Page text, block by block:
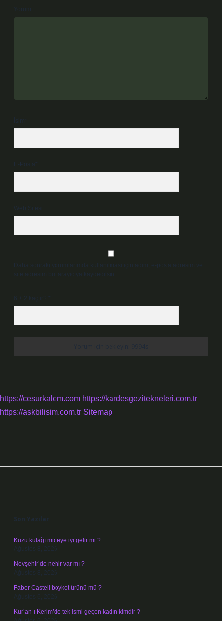
Yorum
İsim*
E-Posta*
Web Sitesi
Daha sonraki yorumlarımda kullanılması için adım, e-posta adresim ve
site adresim bu tarayıcıya kaydedilsin.
6 + 2 kaçtır?
https://cesurkalem.com https://kardesgezitekneleri.com.tr
https://askbilisim.com.tr Sitemap
Son Yazılar
Kuzu kulağı mideye iyi gelir mi ?
Ağustos 8, 2026
Nevşehir’de nehir var mı ?
Ağustos 8, 2026
Faber Castell boykot ürünü mü ?
Ağustos 6, 2026
Kur’an-ı Kerim’de tek ismi geçen kadın kimdir ?